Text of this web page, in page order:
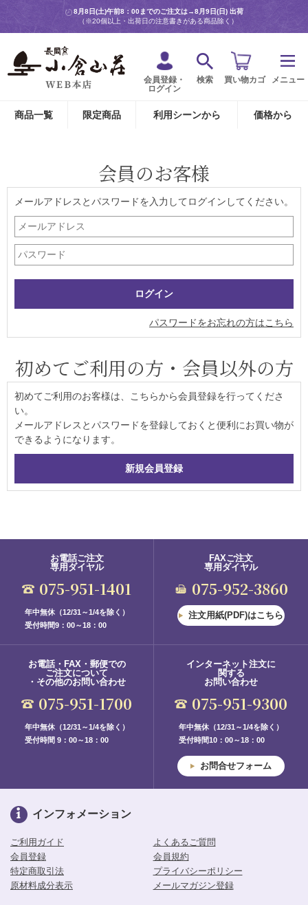
8月8日(土)午前8：00までのご注文は→8月9日(日) 出荷
（※20個以上・出荷日の注意書きがある商品除く）
会員登録・
ログイン
検索 買い物カゴ メニュー
商品一覧 限定商品 利用シーンから 価格から
会員のお客様
メールアドレスとパスワードを入力してログインしてください。
パスワードをお忘れの方はこちら
初めてご利用の方・会員以外の方
初めてご利用のお客様は、こちらから会員登録を行ってくださ
い。
メールアドレスとパスワードを登録しておくと便利にお買い物が
できるようになります。
お電話ご注文
専用ダイヤル
075-951-1401
年中無休（12/31～1/4を除く）
受付時間9：00～18：00
FAXご注文
専用ダイヤル
075-952-3860
注文用紙(PDF)はこちら
お電話・FAX・郵便での
ご注文について
・その他のお問い合わせ
075-951-1700
年中無休（12/31～1/4を除く）
受付時間 9：00～18：00
インターネット注文に
関する
お問い合わせ
075-951-9300
年中無休（12/31～1/4を除く）
受付時間10：00～18：00
お問合せフォーム
インフォメーション
ご利用ガイド
よくあるご質問
会員登録
会員規約
特定商取引法
プライバシーポリシー
原材料成分表示
メールマガジン登録